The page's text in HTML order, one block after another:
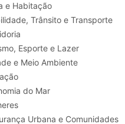
e Habitação
Trânsito e Transporte
Turismo, Esporte e Lazer
e Meio Ambiente
do Mar
Urbana e Comunidades